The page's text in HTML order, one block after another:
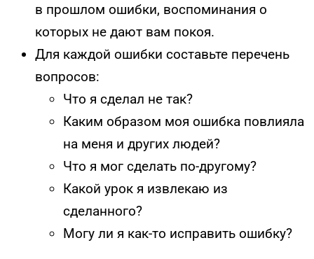
в прошлом ошибки, воспоминания о
которых не дают вам покоя.
Для каждой ошибки составьте перечень
вопросов:
Что я сделал не так?
Каким образом моя ошибка повлияла
на меня и других людей?
Что я мог сделать по-другому?
Какой урок я извлекаю из
сделанного?
Могу ли я как-то исправить ошибку?